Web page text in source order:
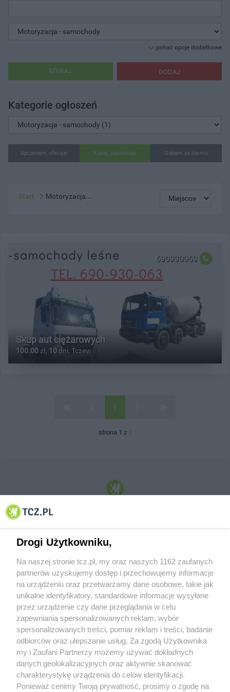
pokaż opcje dodatkowe
DODAJ
SZUKAJ
Kategorie ogłoszeń
Sprzedam, oferuję Kupię, poszukuję Oddam za darmo
Start Motoryzacja...
690930063
Skup aut ciężarowych
100.00 zł, 10 dni, Tczew
1
strona 1 z 1
© 2001-2026 Tczew - TCZ.PL Sp. z o.o. Internetowy Serwis Informacyjny Miasta
O FIRMIE POLITYKA PRYWATNOŚCI HOSTING
REKLAMA WSPÓŁPRACA RSS FACEBOOK KONTAKT
Nasze serwisy
Aktualności
Muzyka i kultura
Drogi Użytkowniku,
Na naszej stronie tcz.pl, my oraz naszych 1162 zaufanych
partnerów uzyskujemy dostęp i przechowujemy informacje
na urządzeniu oraz przetwarzamy dane osobowe, takie jak
unikalne identyfikatory, standardowe informacje wysyłane
przez urządzenie czy dane przeglądania w celu
zapewniania spersonalizowanych reklam, wybór
spersonalizowanych treści, pomiar reklam i treści, badanie
odbiorców oraz ulepszanie usług. Za zgodą Użytkownika
my i Zaufani Partnerzy możemy używać dokładnych
danych geolokalizacyjnych oraz aktywnie skanować
charakterystykę urządzenia do celów identyfikacji.
Ponieważ cenimy Twoją prywatność, prosimy o zgodę na